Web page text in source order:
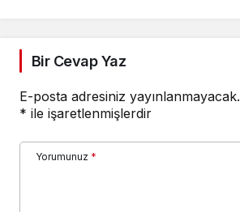
Bir Cevap Yaz
E-posta adresiniz yayınlanmayacak.
* ile işaretlenmişlerdir
Yorumunuz *